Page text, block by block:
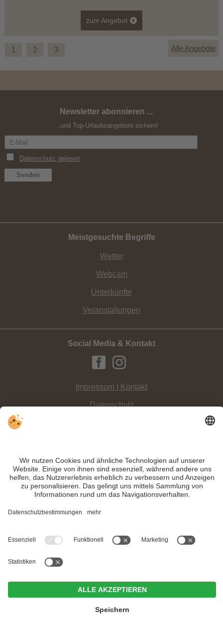
Hotel Weißes Rössl
Drei Zinnen Alpine Run 2026
zum Angebot
1 2 3 Alle Angebote
Newsletter abonnieren ...
...und Top-Urlaubsangebote sichern!
Meistgesuchte Begriffe
Wetter
Webcam
Unterkünfte
Veranstaltungen
Social Media & Kontakt
Impressum | Kontakt
Datenschutz
INFO:Die beiden Naturparks in der Dolomitenregion 3 Zinnen in Südtirol sind
zum Entspannen sowie zum Wandern geeignet und erfreuen jeden
Trotz genauer Arbeit und ständigem Aktualisieren der Inhalte, können Fehler
auftreten. Wir übernehmen keine Gewähr für die Richtigkeit und Vollständigkeit
Informieren Sie sich sicherheitshalber nochmals beim Veranstalter vor Ort über